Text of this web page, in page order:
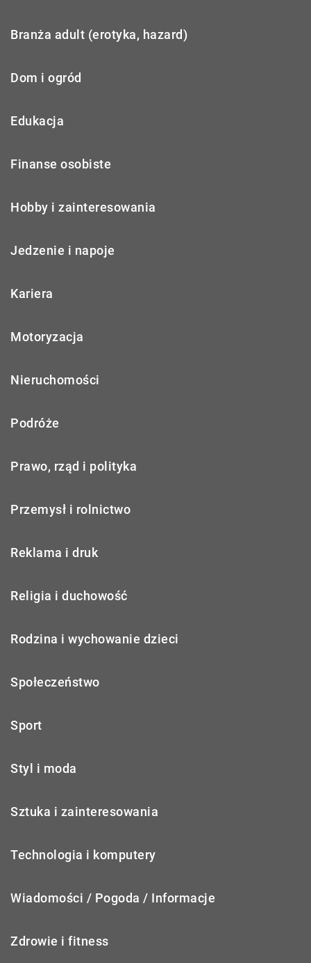
Branża adult (erotyka, hazard)
Dom i ogród
Edukacja
Finanse osobiste
Hobby i zainteresowania
Jedzenie i napoje
Kariera
Motoryzacja
Nieruchomości
Podróże
Prawo, rząd i polityka
Przemysł i rolnictwo
Reklama i druk
Religia i duchowość
Rodzina i wychowanie dzieci
Społeczeństwo
Sport
Styl i moda
Sztuka i zainteresowania
Technologia i komputery
Wiadomości / Pogoda / Informacje
Zdrowie i fitness